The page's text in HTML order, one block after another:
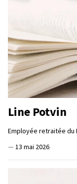
Line Potvin
Employée retraitée du
— 13 mai 2026